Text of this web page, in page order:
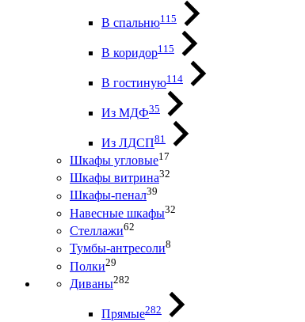
В спальню115
В коридор115
В гостиную114
Из МДФ35
Из ЛДСП81
Шкафы угловые17
Шкафы витрина32
Шкафы-пенал39
Навесные шкафы32
Стеллажи62
Тумбы-антресоли8
Полки29
Диваны282
Прямые282